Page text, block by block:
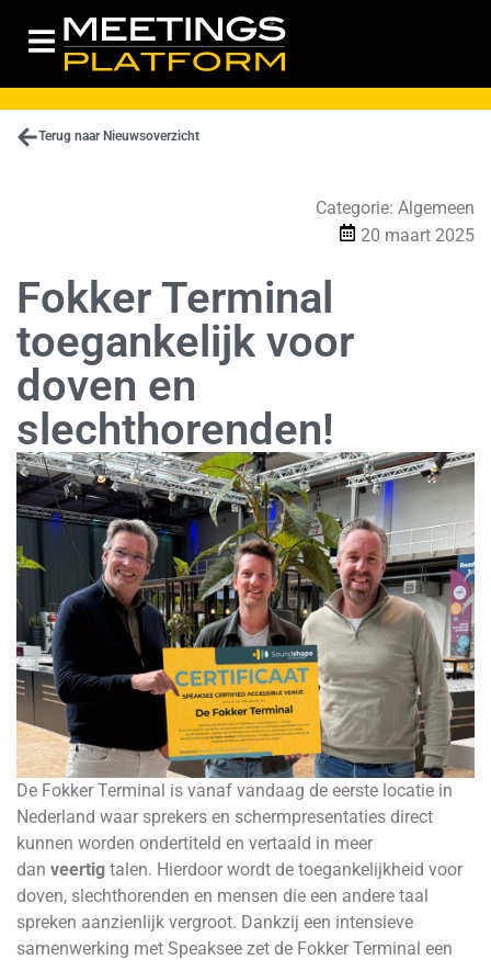
Terug naar Nieuwsoverzicht
Categorie: Algemeen
20 maart 2025
Fokker Terminal
toegankelijk voor
doven en
slechthorenden!
De Fokker Terminal is vanaf vandaag de eerste locatie in
Nederland waar sprekers en schermpresentaties direct
kunnen worden ondertiteld en vertaald in meer
dan veertig talen. Hierdoor wordt de toegankelijkheid voor
doven, slechthorenden en mensen die een andere taal
spreken aanzienlijk vergroot. Dankzij een intensieve
samenwerking met Speaksee zet de Fokker Terminal een